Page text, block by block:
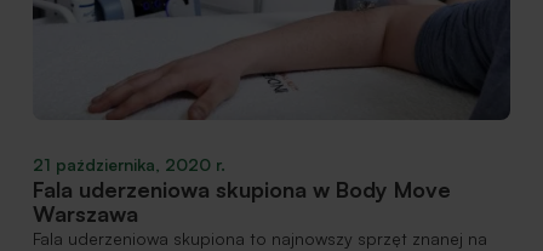
21 października, 2020 r.
Fala uderzeniowa skupiona w Body Move
Warszawa
Fala uderzeniowa skupiona to najnowszy sprzęt znanej na